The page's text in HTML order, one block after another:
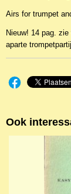
Airs for trumpet
Nieuw! 14 pag.
aparte
Ook